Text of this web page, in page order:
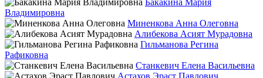
Владимировна
Миненкова Анна Олеговна
Алибекова Асият Мурадовна
Гильманова Регина
Рафиковна
Станкевич Елена Васильевна
Астахов Эраст Павлович